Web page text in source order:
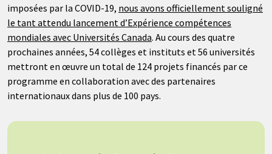
imposées par la COVID-19, nous avons officiellement souligné
le tant attendu lancement d’Expérience compétences
mondiales avec Universités Canada. Au cours des quatre
prochaines années, 54 collèges et instituts et 56 universités
mettront en œuvre un total de 124 projets financés par ce
programme en collaboration avec des partenaires
internationaux dans plus de 100 pays.